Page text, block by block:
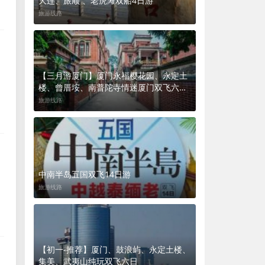
旅游线路
【三月游厦门】厦门永福樱花园、永定土
楼、曾厝垵、南普陀寺情迷厦门双飞六日
游
旅游线路
中南半岛五国双飞14日游
旅游线路
【初一-推荐】厦门、鼓浪屿、永定土楼、
集美、武夷山纯玩双飞六日